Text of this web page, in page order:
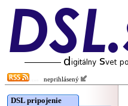
neprihlásený
DSL pripojenie